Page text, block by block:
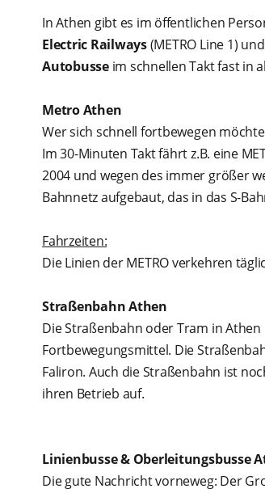
In Athen gibt es im öffentlichen
Electric Railways(METRO Line 1)
Autobusseim schnellen Takt fast in
Metro Athen
Wer sich schnell fortbewegen
Im 30-Minuten Takt fährt z.B. eine
2004 und wegen des immer größer
Bahnnetz aufgebaut, das in das S-
Fahrzeiten:
Die Linien der METRO verkehren
Straßenbahn Athen
Die Straßenbahn oder Tram in
Fortbewegungsmittel. Die
Faliron. Auch die Straßenbahn ist
ihren Betrieb auf.
Linienbusse & Oberleitungsbusse
Die gute Nachricht vorneweg: Der